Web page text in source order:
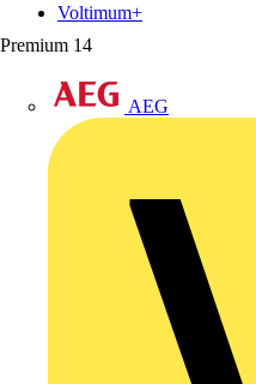
Premium 14
AEG
Voltimum+